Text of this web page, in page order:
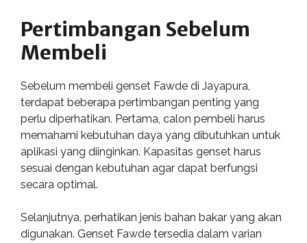
Pertimbangan Sebelum
Membeli
Sebelum membeli genset Fawde di Jayapura,
terdapat beberapa pertimbangan penting yang
perlu diperhatikan. Pertama, calon pembeli harus
memahami kebutuhan daya yang dibutuhkan untuk
aplikasi yang diinginkan. Kapasitas genset harus
sesuai dengan kebutuhan agar dapat berfungsi
secara optimal.
Selanjutnya, perhatikan jenis bahan bakar yang akan
digunakan. Genset Fawde tersedia dalam varian